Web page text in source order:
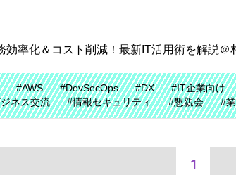
率化＆コスト削減！最新IT活用術を解説＠
#AWS #DevSecOps #DX #IT企業向け
ネス交流 #情報セキュリティ #懇親会 #
1